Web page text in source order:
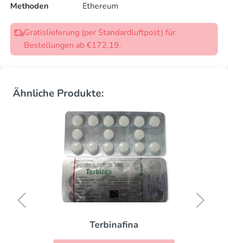
Methoden
Ethereum
Gratislieferung (per Standardluftpost) für
Bestellungen ab €172,19.
Ähnliche Produkte:
Terbinafina